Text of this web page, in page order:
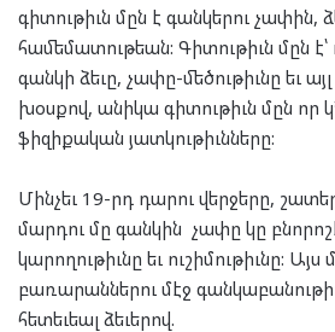
գիտութիւն մըն է գանկերու չափին,
համեմատութեան: Գիտութիւն մըն է՝
գանկի ձեւը, չափը-մեծութիւնը եւ
խօսքով, անիկա գիտութիւն մըն որ
ֆիզիքական յատկութիւնները:
Մինչեւ 19-րդ դարու վերջերը,
մարդու մը գանկին չափը կը
կարողութիւնը եւ ուշիմութիւնը: Այս
բառարաններու մէջ
հետեւեալ ձեւերով.